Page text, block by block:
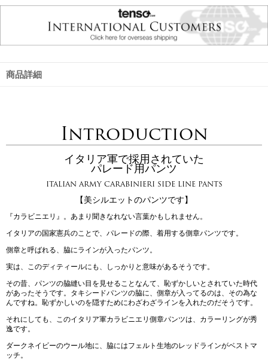
商品詳細
Introduction
イタリア軍で採用されていた
パレード用パンツ
ITALIAN ARMY CARABINIERI SIDE LINE PANTS
【美シルエットのパンツです】
『カラビニエリ』。あまり聞きなれない言葉かもしれません。
イタリアの国家憲兵のことで、パレードの際、着用する側章パンツです。
側章と呼ばれる、脇にラインが入ったパンツ。
実は、このディティールにも、しっかりと意味があるそうです。
その昔、パンツの脇縫い目を見せることなんて、恥ずかしいとされていた時代
があったそうです。タキシードパンツの脇に、側章が入ってるのは、その為な
んですね。恥ずかしいのを隠すためにわざわざラインを入れたのだそうです。
それにしても、このイタリア軍カラビニエリ側章パンツは、カラーリングが秀
逸です。
ダークネイビーのウール地に、脇にはフェルト生地のレッドラインがベストマ
ッチ。